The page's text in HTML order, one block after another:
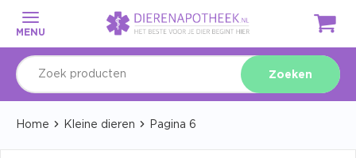
MENU
Zoeken
Home Kleine dieren Pagina 6